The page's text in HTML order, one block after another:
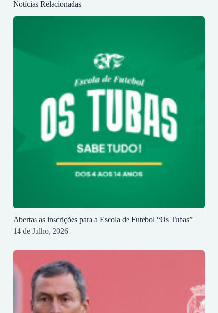
Notícias Relacionadas
Abertas as inscrições para a Escola de Futebol “Os Tubas”
14 de Julho, 2026